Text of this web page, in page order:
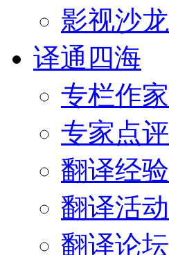
影视沙龙
译通四海
专栏作家
专家点评
翻译经验
翻译活动
翻译论坛